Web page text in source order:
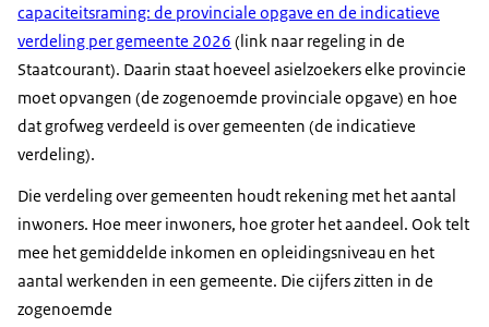
capaciteitsraming: de provinciale opgave en de indicatieve
verdeling per gemeente 2026 (link naar regeling in de
Staatcourant). Daarin staat hoeveel asielzoekers elke provincie
moet opvangen (de zogenoemde provinciale opgave) en hoe
dat grofweg verdeeld is over gemeenten (de indicatieve
verdeling).
Die verdeling over gemeenten houdt rekening met het aantal
inwoners. Hoe meer inwoners, hoe groter het aandeel. Ook telt
mee het gemiddelde inkomen en opleidingsniveau en het
aantal werkenden in een gemeente. Die cijfers zitten in de
zogenoemde